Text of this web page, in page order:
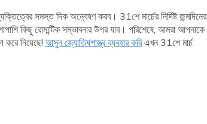
সমস্ত দিক অন্বেষণ করব। 31শে মার্চের নির্দিষ্ট জন্মদিনের
কিছু রোমান্টিক সম্ভাবনার উপর যাব। পরিশেষে, আমরা আপনাকে
করে নিয়েছে! আসুন জ্যোতিষশাস্ত্র ব্যবহার করিএখন 31শে মার্চ